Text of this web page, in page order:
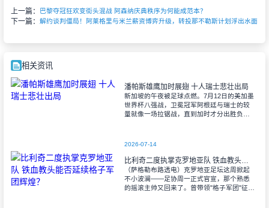
上一篇： 巴黎夺冠狂欢变街头混战 阿森纳庆典秩序为何能成范本？
下一篇： 解约谈判僵局！阿莱格里与米兰薪资博弈升级，转投那不勒斯计划浮出水面
相关资讯
潘帕斯雄鹰加时展翅 十人瑞士悲壮出局
新加坡的午夜被足球点燃。7月12日的美加墨
世界杯八强战，卫冕冠军阿根廷与瑞士的较
量就像一场拉锯战，直到加时才分出胜负。
2026-07-14
比利奇二度执掌克罗地亚队 铁血教头能否延续格子军团辉煌？
（萨格勒布路透电）克罗地亚足坛这周掀起
不小波澜——足协周一正式官宣，那个熟悉
的摇滚主帅又回来了。曾带领"格子军团"征战